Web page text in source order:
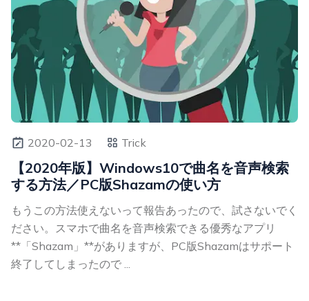
2020-02-13 Trick
【2020年版】Windows10で曲名を音声検索
する方法／PC版Shazamの使い方
もうこの方法使えないって報告あったので、試さないでく
ださい。スマホで曲名を音声検索できる優秀なアプリ
**「Shazam」**がありますが、PC版Shazamはサポート
終了してしまったので ...